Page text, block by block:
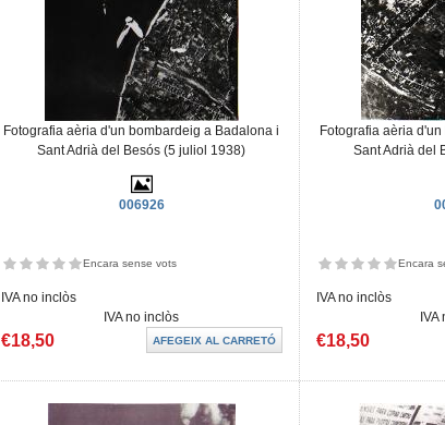
Fotografia aèria d'un bombardeig a Badalona i
Sant Adrià del Besós (5 juliol 1938)
006926
Encara sense vots
IVA no inclòs
IVA no inclòs
€18,50
Fotografia aèria
Sant Adrià del
Encara
IVA no inclòs
€18,50